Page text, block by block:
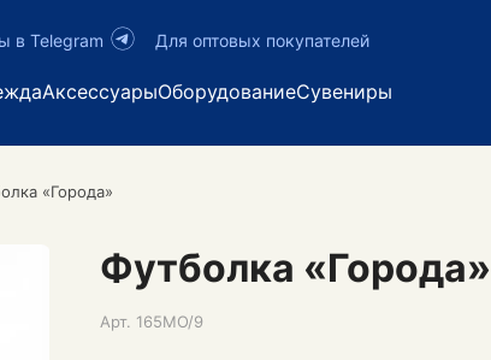
в Telegram Для оптовых покупателей
АксессуарыОборудованиеСувениры
«Города»
Футболка «Города»
Арт. 165MO/9